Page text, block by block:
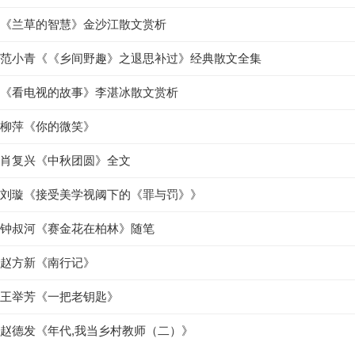
《兰草的智慧》金沙江散文赏析
范小青《《乡间野趣》之退思补过》经典散文全集
《看电视的故事》李湛冰散文赏析
柳萍《你的微笑》
肖复兴《中秋团圆》全文
刘璇《接受美学视阈下的《罪与罚》》
钟叔河《赛金花在柏林》随笔
赵方新《南行记》
王举芳《一把老钥匙》
赵德发《年代,我当乡村教师（二）》